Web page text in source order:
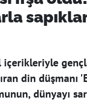
içerikleriyle
din düşmanı
dünyayı